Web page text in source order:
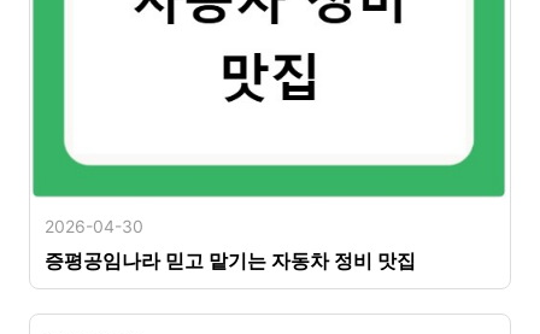
2026-04-30
증평공임나라 믿고 맡기는 자동차 정비 맛집